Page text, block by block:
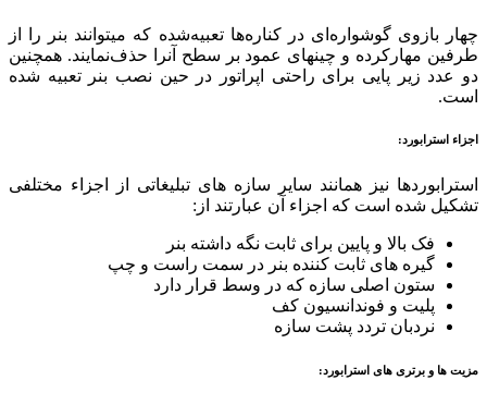
چهار بازوی گوشواره‌ای در کناره‌ها تعبیه‌شده که میتوانند بنر را از
طرفین مهارکرده و چینهای عمود بر سطح آنرا حذف‌نمایند. همچنین
دو عدد زیر پایی برای راحتی اپراتور در حین نصب بنر تعبیه شده
است.
اجزاء استرابورد:
استرابوردها نیز همانند سایر سازه های تبلیغاتی از اجزاء مختلفی
تشکیل شده است که اجزاء آن عبارتند از:
فک بالا و پایین برای ثابت نگه داشته بنر
گیره های ثابت کننده بنر در سمت راست و چپ
ستون اصلی سازه که در وسط قرار دارد
پلیت و فوندانسیون کف
نردبان تردد پشت سازه
مزیت ها و برتری های استرابورد: